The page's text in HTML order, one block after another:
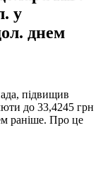
у
днем
підвищив
до 33,4245 грн
​​раніше. Про це